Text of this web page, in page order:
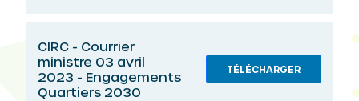
CIRC - Courrier
ministre 03 avril
2023 - Engagements
Quartiers 2030
TÉLÉCHARGER